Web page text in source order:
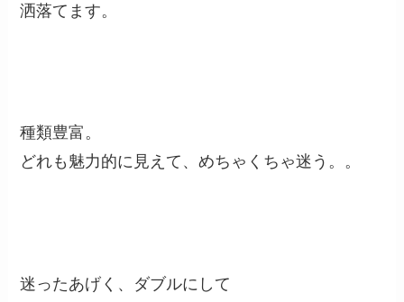
洒落てます。
種類豊富。
どれも魅力的に見えて、めちゃくちゃ迷う。。
迷ったあげく、ダブルにして